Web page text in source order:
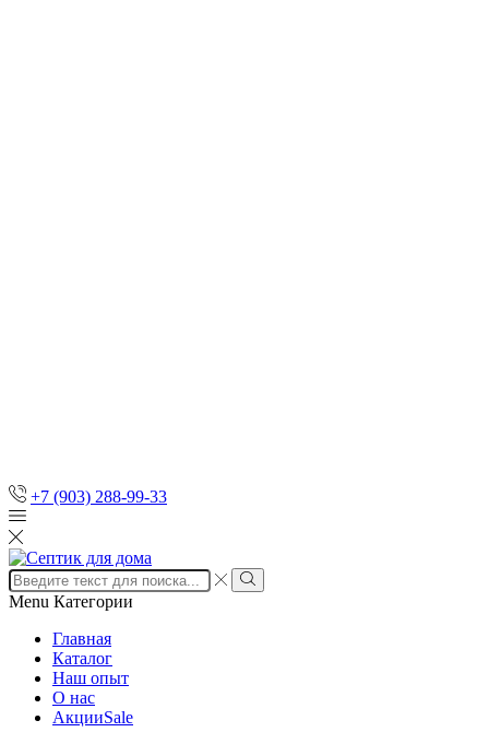
+7 (903) 288-99-33
Search
input
Search
Menu Категории
Главная
Каталог
Наш опыт
О нас
АкцииSale